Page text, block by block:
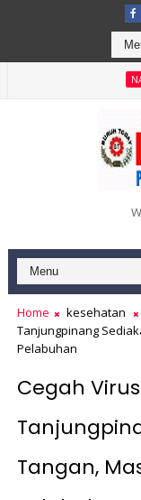
NASIONAL
Serangan,
Home kesehatan
Tanjungpinang
Pelabuhan
Cegah
Tangan,